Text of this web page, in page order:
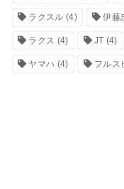
ラクスル (4) 伊藤
ラクス (4) JT (4)
ヤマハ (4) フルス